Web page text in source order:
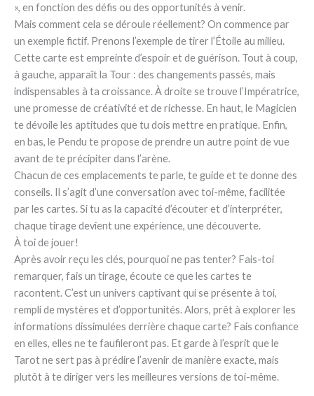
», en fonction des défis ou des opportunités à venir.
Mais comment cela se déroule réellement? On commence par
un exemple fictif. Prenons l’exemple de tirer l’Étoile au milieu.
Cette carte est empreinte d’espoir et de guérison. Tout à coup,
à gauche, apparaît la Tour : des changements passés, mais
indispensables à ta croissance. À droite se trouve l’Impératrice,
une promesse de créativité et de richesse. En haut, le Magicien
te dévoile les aptitudes que tu dois mettre en pratique. Enfin,
en bas, le Pendu te propose de prendre un autre point de vue
avant de te précipiter dans l’arène.
Chacun de ces emplacements te parle, te guide et te donne des
conseils. Il s’agit d’une conversation avec toi-même, facilitée
par les cartes. Si tu as la capacité d’écouter et d’interpréter,
chaque tirage devient une expérience, une découverte.
À toi de jouer!
Après avoir reçu les clés, pourquoi ne pas tenter? Fais-toi
remarquer, fais un tirage, écoute ce que les cartes te
racontent. C’est un univers captivant qui se présente à toi,
rempli de mystères et d’opportunités. Alors, prêt à explorer les
informations dissimulées derrière chaque carte? Fais confiance
en elles, elles ne te faufileront pas. Et garde à l’esprit que le
Tarot ne sert pas à prédire l’avenir de manière exacte, mais
plutôt à te diriger vers les meilleures versions de toi-même.